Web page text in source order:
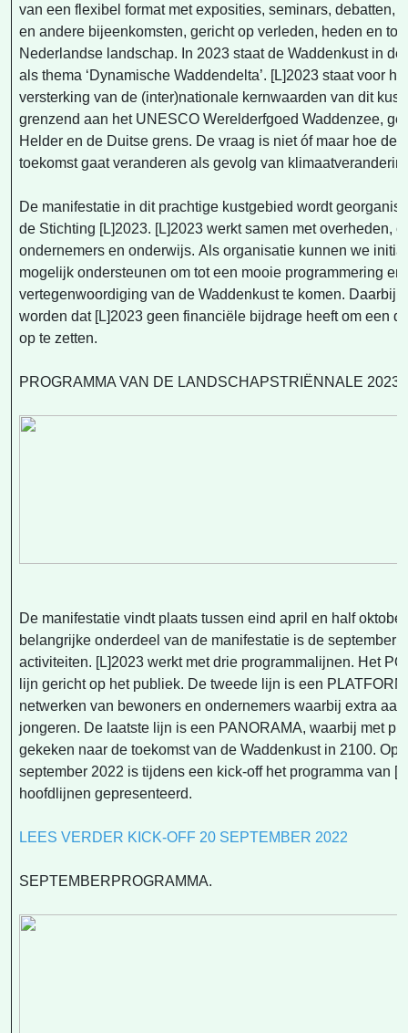
van een flexibel format met exposities, seminars, debatten,
en andere bijeenkomsten, gericht op verleden, heden en
Nederlandse landschap. In 2023 staat de Waddenkust in
als thema ‘Dynamische Waddendelta’. [L]2023 staat voor
versterking van de (inter)nationale kernwaarden van dit
grenzend aan het UNESCO Werelderfgoed Waddenzee,
Helder en de Duitse grens. De vraag is niet óf maar hoe de
toekomst gaat veranderen als gevolg van
De manifestatie in dit prachtige kustgebied wordt
de Stichting [L]2023. [L]2023 werkt samen met overheden,
ondernemers en onderwijs. Als organisatie kunnen we
mogelijk ondersteunen om tot een mooie programmering en
vertegenwoordiging van de Waddenkust te komen. Daarbij
worden dat [L]2023 geen financiële bijdrage heeft om een
op te zetten.
PROGRAMMA VAN DE LANDSCHAPSTRIËNNALE 2023
De manifestatie vindt plaats tussen eind april en half
belangrijke onderdeel van de manifestatie is de
activiteiten. [L]2023 werkt met drie programmalijnen. Het
lijn gericht op het publiek. De tweede lijn is een
netwerken van bewoners en ondernemers waarbij extra
jongeren. De laatste lijn is een PANORAMA, waarbij met
gekeken naar de toekomst van de Waddenkust in 2100. Op
september 2022 is tijdens een kick-off het programma van
hoofdlijnen gepresenteerd.
LEES VERDER KICK-OFF 20 SEPTEMBER 2022
SEPTEMBERPROGRAMMA.